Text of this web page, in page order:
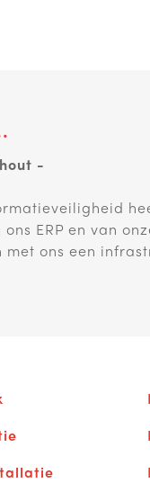
-
ERP en van
ons een
een
een ideale
directeur veel